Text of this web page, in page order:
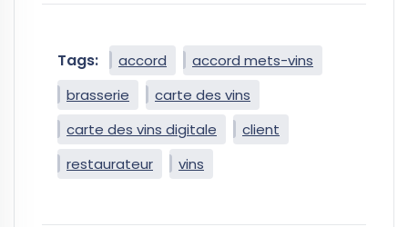
Tags: accord
accord mets-vins
brasserie
carte des vins
carte des vins digitale
client
restaurateur
vins